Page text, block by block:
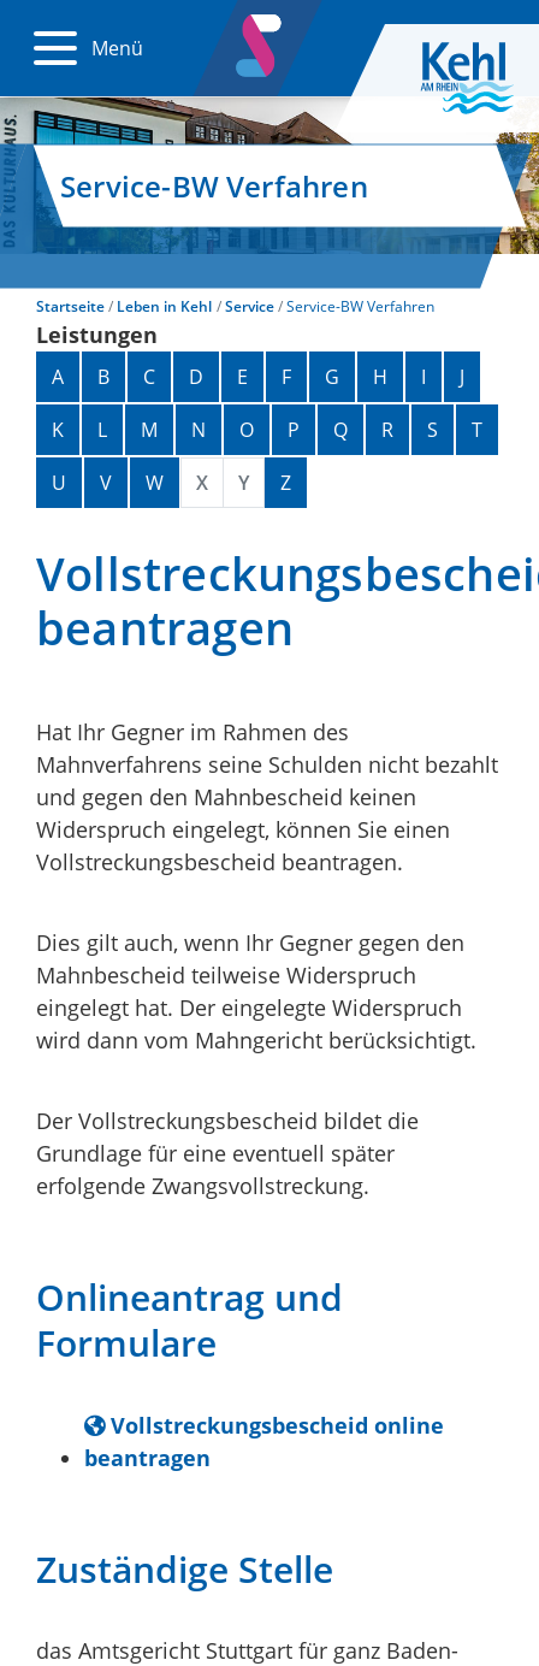
Menü
Service-BW Verfahren
Startseite Leben in Kehl Service Service-BW Verfahren
Leistungen
Alphabetisches Register überspringen
A B C D E F G H I
J
K
L M N O P Q R S
T
U
V W X Y Z
beantragen
Hat Ihr Gegner im Rahmen des
Mahnverfahrens seine Schulden nicht bezahlt
und gegen den Mahnbescheid keinen
Widerspruch eingelegt, können Sie einen
Vollstreckungsbescheid beantragen.
Dies gilt auch, wenn Ihr Gegner gegen den
Mahnbescheid teilweise Widerspruch
eingelegt hat. Der eingelegte Widerspruch
wird dann vom Mahngericht berücksichtigt.
Der Vollstreckungsbescheid bildet die
Grundlage für eine eventuell später
erfolgende Zwangsvollstreckung.
Onlineantrag und
Formulare
Vollstreckungsbescheid online
beantragen
Zuständige Stelle
das Amtsgericht Stuttgart für ganz Baden-